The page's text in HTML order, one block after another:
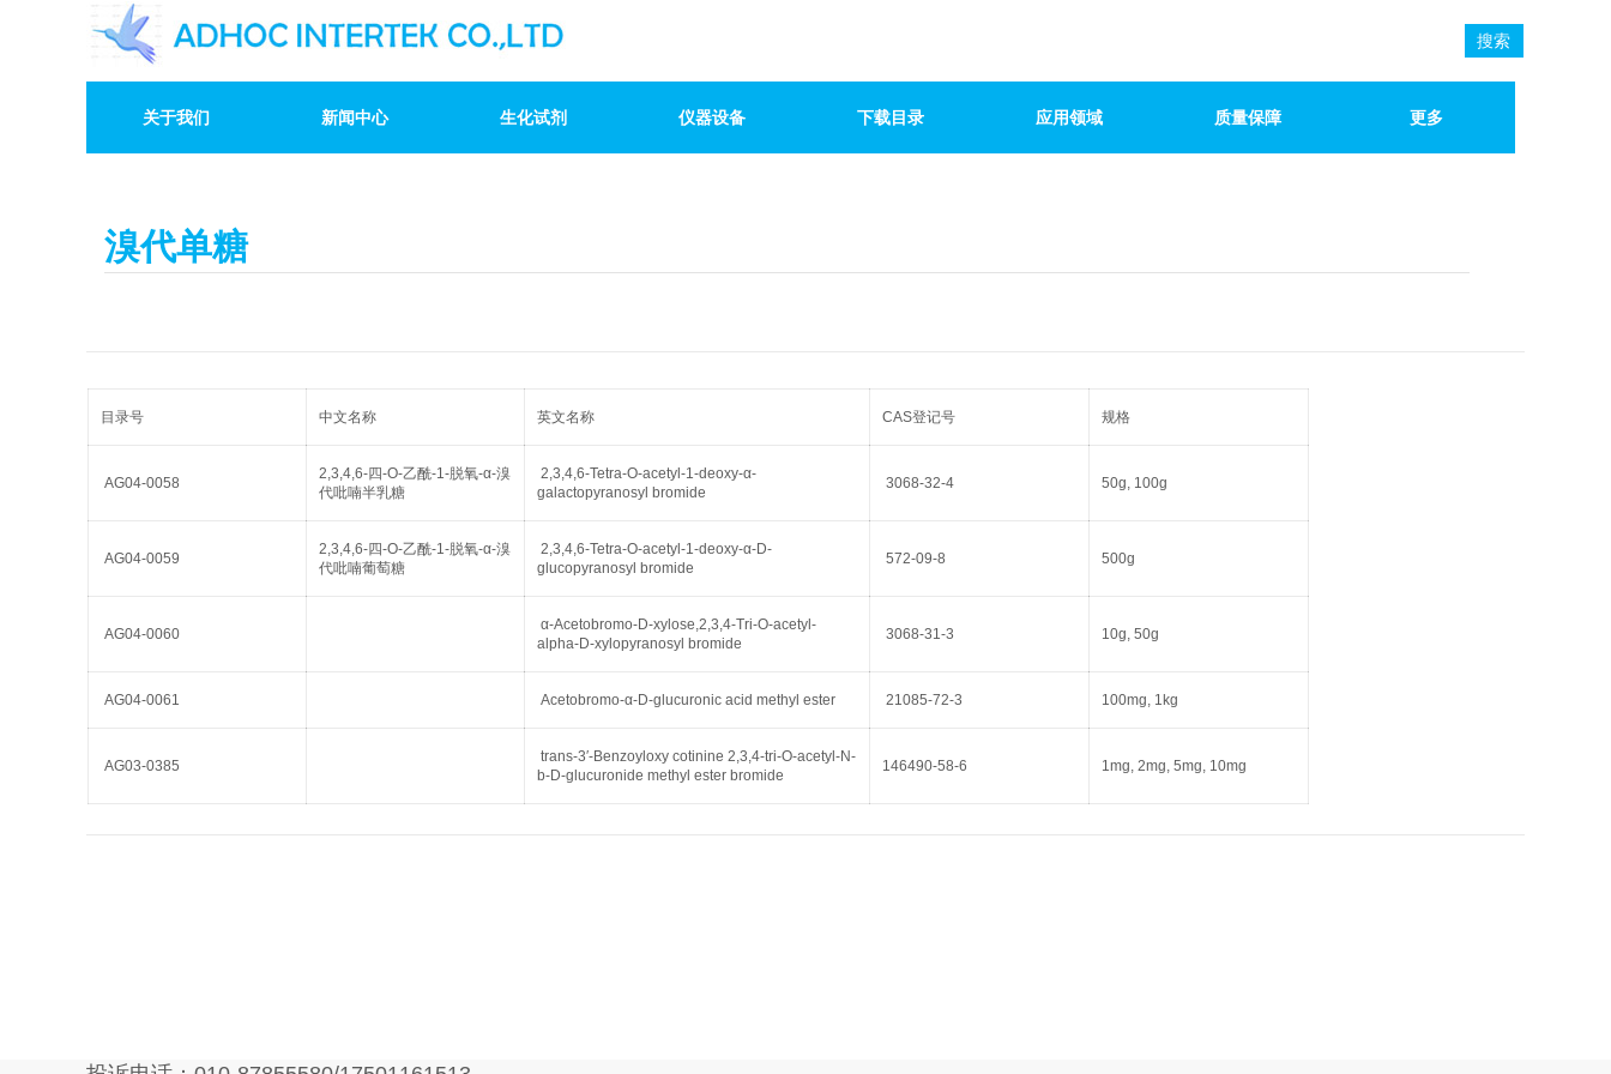
搜索
关于我们 新闻中心 生化试剂 仪器设备 下载目录 应用领域 质量保障 更多
溴代单糖
目录号 中文名称 英文名称 CAS登记号 规格
AG04-0058
2,3,4,6-四-O-乙酰-1-脱氧-α-溴
代吡喃半乳糖
2,3,4,6-Tetra-O-acetyl-1-deoxy-α-
galactopyranosyl bromide
3068-32-4 50g, 100g
AG04-0059
2,3,4,6-四-O-乙酰-1-脱氧-α-溴
代吡喃葡萄糖
2,3,4,6-Tetra-O-acetyl-1-deoxy-α-D-
glucopyranosyl bromide
572-09-8 500g
AG04-0060
α-Acetobromo-D-xylose,2,3,4-Tri-O-acetyl-
alpha-D-xylopyranosyl bromide
3068-31-3 10g, 50g
AG04-0061 Acetobromo-α-D-glucuronic acid methyl ester 21085-72-3 100mg, 1kg
AG03-0385
trans-3′-Benzoyloxy cotinine 2,3,4-tri-O-acetyl-N-
b-D-glucuronide methyl ester bromide
146490-58-6 1mg, 2mg, 5mg, 10mg